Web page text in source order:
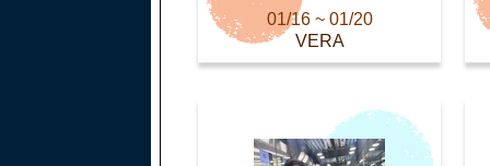
01/16 ~ 01/20
VERA